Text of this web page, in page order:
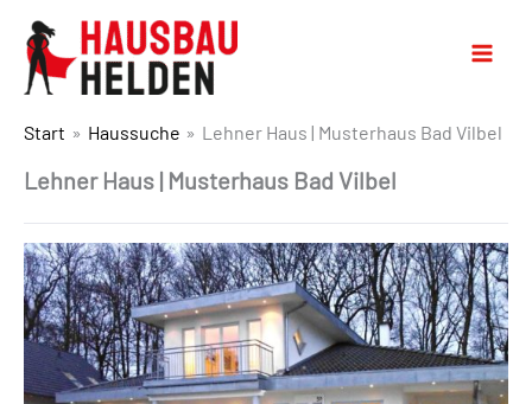
Start Haussuche Lehner Haus | Musterhaus Bad Vilbel
Lehner Haus | Musterhaus Bad Vilbel